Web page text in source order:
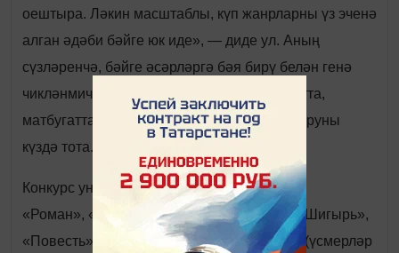
оештыра. Ләкин масштаблы, күп жанрларны үз эченә
алган әдәби бәйге юк иде», — диде ул. Аның
сүзләренчә, бәйге әсәрләргә бәя бирү белән генә
чикләнмичә, электрон версиясен Интернетта,
матбугатта чыгаруны, аудиокитаплар яздыруны
күздә тота.
Конкурс ун номинациядә үткәрелә. Болар:
«Роман», «Повесть», «Хикәя», «Поэма», «Шигырь»,
«Повесть» (үсмерләр әдәбияты), «Хикәя» (үсмерләр